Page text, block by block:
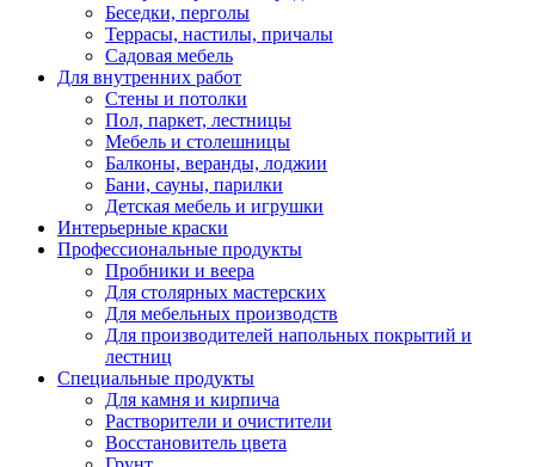
Беседки, перголы
Террасы, настилы, причалы
Садовая мебель
Для внутренних работ
Стены и потолки
Пол, паркет, лестницы
Мебель и столешницы
Балконы, веранды, лоджии
Бани, сауны, парилки
Детская мебель и игрушки
Интерьерные краски
Профессиональные продукты
Пробники и веера
Для столярных мастерских
Для мебельных производств
Для производителей напольных покрытий и
лестниц
Специальные продукты
Для камня и кирпича
Растворители и очистители
Восстановитель цвета